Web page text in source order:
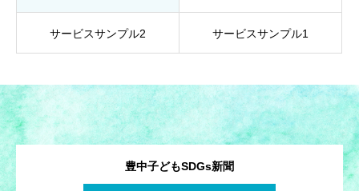
サービスサンプル2 サービスサンプル1
豊中子どもSDGs新聞